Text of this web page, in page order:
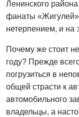
Ленинского
фанаты
нетерпением, и на
Почему же стоит
году? Прежде
погрузиться в
общей страсти к
автомобильного
владельцы, а